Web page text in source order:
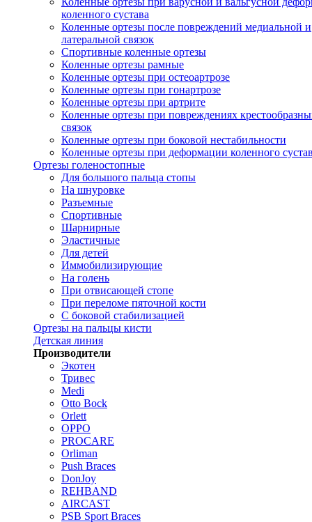
коленного сустава
Коленные ортезы после повреждений медиальной и
латеральной связок
Спортивные коленные ортезы
Коленные ортезы рамные
Коленные ортезы при остеоартрозе
Коленные ортезы при гонартрозе
Коленные ортезы при артрите
Коленные ортезы при повреждениях
связок
Коленные ортезы при боковой нестабильности
Коленные ортезы при деформации коленного
Ортезы голеностопные
Для большого пальца стопы
На шнуровке
Разъемные
Спортивные
Шарнирные
Эластичные
Для детей
Иммобилизирующие
На голень
При отвисающей стопе
При переломе пяточной кости
С боковой стабилизацией
Ортезы на пальцы кисти
Детская линия
Производители
Экотен
Тривес
Medi
Otto Bock
Orlett
OPPO
PROCARE
Orliman
Push Braces
DonJoy
REHBAND
AIRCAST
PSB Sport Braces